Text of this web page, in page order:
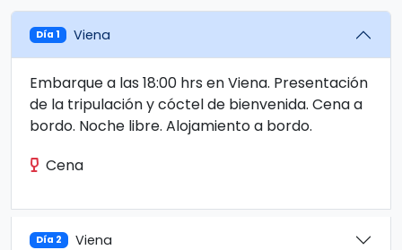
Día 1 Viena
Embarque a las 18:00 hrs en Viena. Presentación
de la tripulación y cóctel de bienvenida. Cena a
bordo. Noche libre. Alojamiento a bordo.
Cena
Día 2 Viena